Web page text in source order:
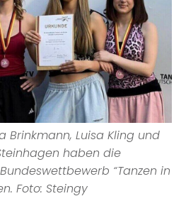
Brinkmann, Luisa Kling und
haben die
“Tanzen in
Foto: Steingy